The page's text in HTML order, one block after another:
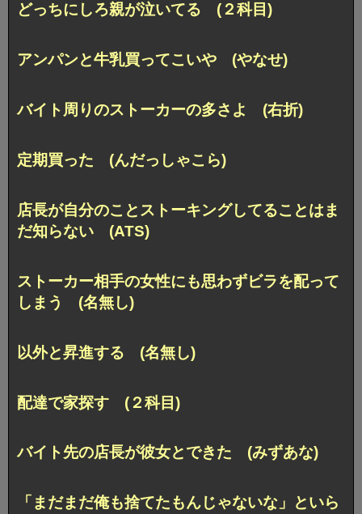
どっちにしろ親が泣いてる (２科目)
アンパンと牛乳買ってこいや (やなせ)
バイト周りのストーカーの多さよ (右折)
定期買った (んだっしゃこら)
店長が自分のことストーキングしてることはま
だ知らない (ATS)
ストーカー相手の女性にも思わずビラを配って
しまう (名無し)
以外と昇進する (名無し)
配達で家探す (２科目)
バイト先の店長が彼女とできた (みずあな)
「まだまだ俺も捨てたもんじゃないな」といら